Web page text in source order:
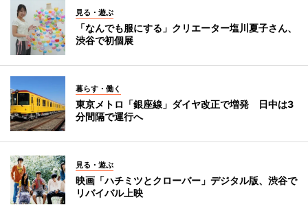
見る・遊ぶ
「なんでも服にする」クリエーター塩川夏子さん、
渋谷で初個展
暮らす・働く
東京メトロ「銀座線」ダイヤ改正で増発 日中は3
分間隔で運行へ
見る・遊ぶ
映画「ハチミツとクローバー」デジタル版、渋谷で
リバイバル上映